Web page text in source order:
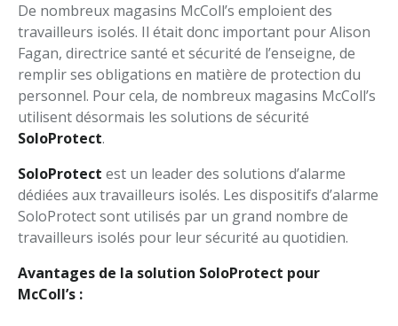
De nombreux magasins McColl’s emploient des
travailleurs isolés. Il était donc important pour Alison
Fagan, directrice santé et sécurité de l’enseigne, de
remplir ses obligations en matière de protection du
personnel. Pour cela, de nombreux magasins McColl’s
utilisent désormais les solutions de sécurité
SoloProtect.
SoloProtect est un leader des solutions d’alarme
dédiées aux travailleurs isolés. Les dispositifs d’alarme
SoloProtect sont utilisés par un grand nombre de
travailleurs isolés pour leur sécurité au quotidien.
Avantages de la solution SoloProtect pour
McColl’s :